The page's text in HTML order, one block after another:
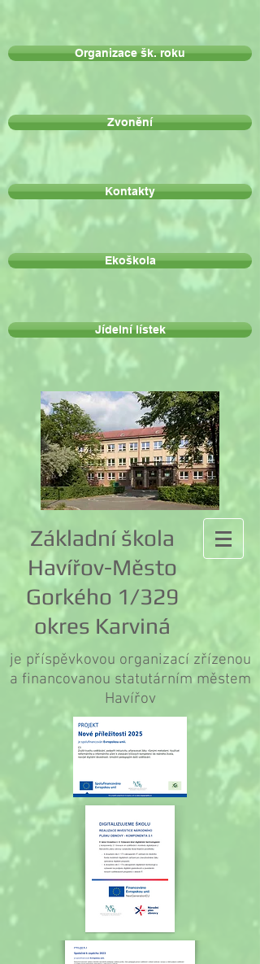
Organizace šk. roku
Zvonění
Kontakty
Ekoškola
Jídelní lístek
Základní škola
Havířov-Město
Gorkého 1/329
okres Karviná
je příspěvkovou organizací zřízenou
a financovanou statutárním městem
Havířov